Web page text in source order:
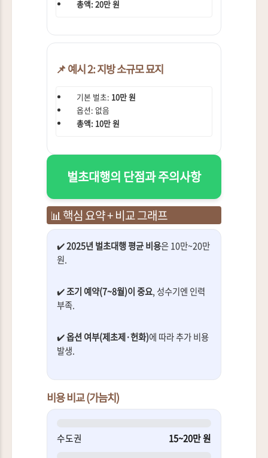
총액: 20만 원
📌 예시 2: 지방 소규모 묘지
기본 벌초: 10만 원
옵션: 없음
총액: 10만 원
벌초대행의 단점과 주의사항
📊 핵심 요약 + 비교 그래프
✔️2025년 벌초대행 평균 비용은 10만~20만
원.
✔️조기 예약(7~8월)이 중요, 성수기엔 인력
부족.
✔️옵션 여부(제초제·헌화)에 따라 추가 비용
발생.
비용 비교 (가늠치)
수도권 15~20만 원